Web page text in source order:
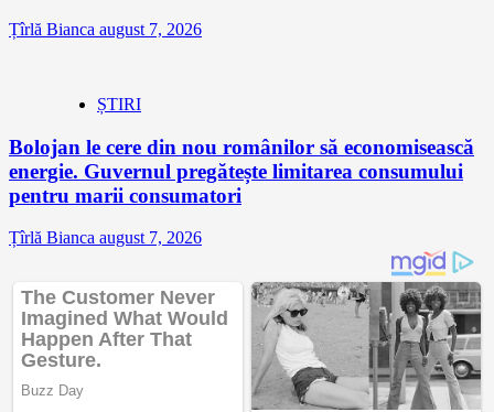
Țîrlă Bianca august 7, 2026
ȘTIRI
Bolojan le cere din nou românilor să economisească
energie. Guvernul pregătește limitarea consumului
pentru marii consumatori
Țîrlă Bianca august 7, 2026